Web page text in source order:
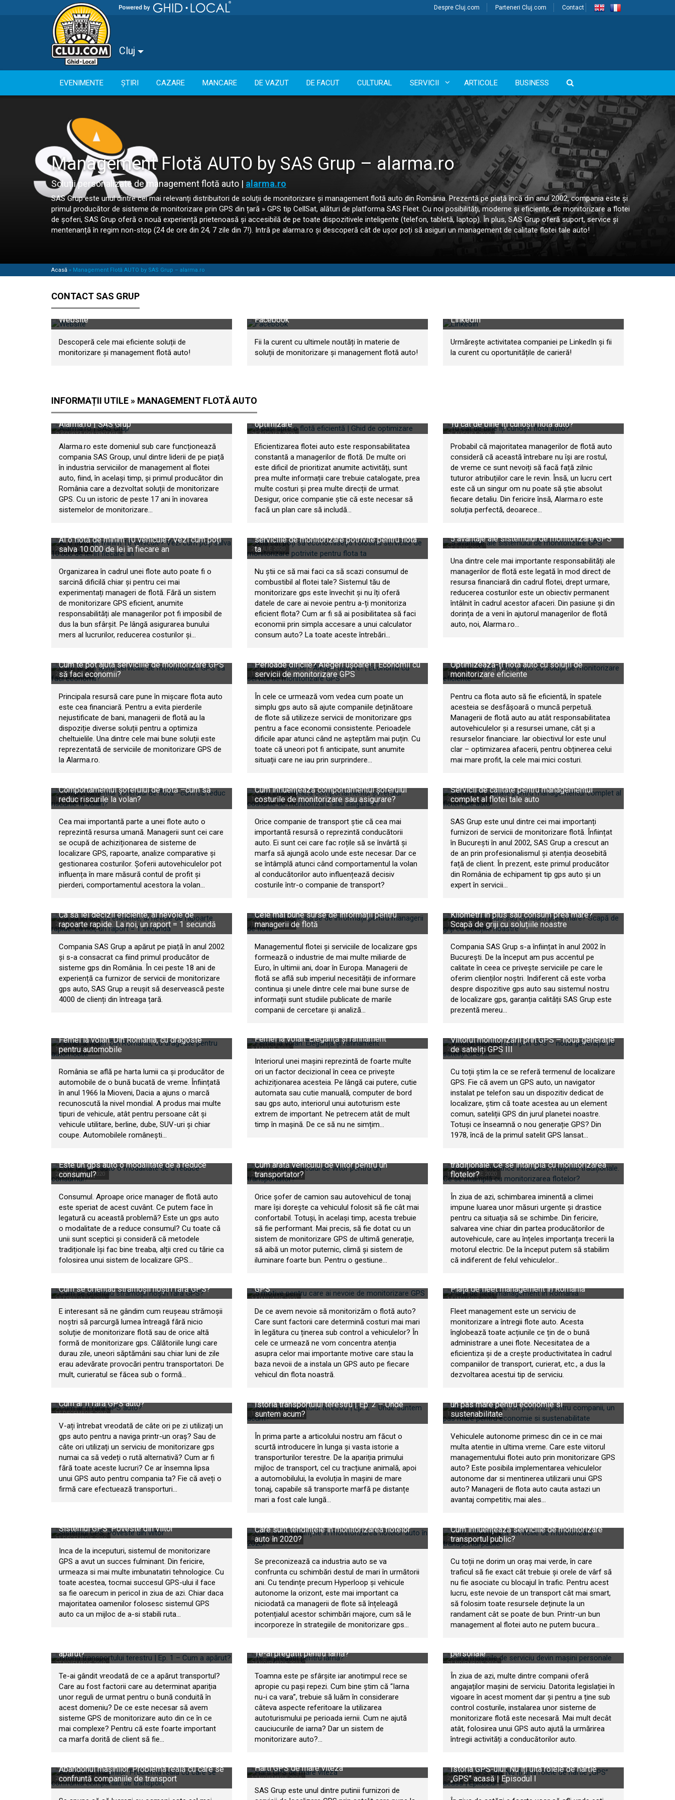
Despre Cluj.com Parteneri Cluj.com Contact
Cluj
EVENIMENTE ȘTIRI CAZARE MANCARE DE VAZUT DE FACUT CULTURAL SERVICII ARTICOLE BUSINESS
Management Flotă AUTO by SAS Grup – alarma.ro
Soluții personalizate de management flotă auto | alarma.ro
SAS Grup este unul dintre cei mai relevanți distribuitori de soluții de monitorizare și management flotă auto din România. Prezentă pe piață încă din anul 2002, compania este și
primul producător de sisteme de monitorizare prin GPS din țară » GPS tip CellSat, alături de platforma SAS Fleet. Cu noi posibilități, moderne și eficiente, de monitorizare a flotei
de șoferi, SAS Grup oferă o nouă experiență prietenoasă și accesibilă de pe toate dispozitivele inteligente (telefon, tabletă, laptop). În plus, SAS Grup oferă suport, service și
mentenanță în regim non-stop (24 de ore din 24, 7 zile din 7!). Intră pe alarma.ro și descoperă cât de ușor poți să asiguri un management de calitate flotei tale auto!
Acasă » Management Flotă AUTO by SAS Grup – alarma.ro
CONTACT SAS GRUP
Website
Descoperă cele mai eficiente soluții de
monitorizare și management flotă auto!
Facebook
Fii la curent cu ultimele noutăți în materie de
soluții de monitorizare și management flotă auto!
LinkedIn
Urmărește activitatea companiei pe LinkedIn și fii
la curent cu oportunitățile de carieră!
INFORMAȚII UTILE » MANAGEMENT FLOTĂ AUTO
O SCURTĂ PREZENTARE
Alarma.ro | SAS Grup
Alarma.ro este domeniul sub care funcționează
compania SAS Group, unul dintre liderii de pe piață
în industria serviciilor de management al flotei
auto, fiind, în același timp, și primul producător din
România care a dezvoltat soluții de monitorizare
GPS. Cu un istoric de peste 17 ani în inovarea
sistemelor de monitorizare...
26 AUGUST 2020
9 pași spre o flotă eficientă | Ghid de
optimizare
Eficientizarea flotei auto este responsabilitatea
constantă a managerilor de flotă. De multe ori
este dificil de prioritizat anumite activități, sunt
prea multe informații care trebuie catalogate, prea
multe costuri și prea multe direcții de urmat.
Desigur, orice companie știe că este necesar să
facă un plan care să includă...
26 AUGUST 2020
Tu cât de bine îți cunoști flota auto?
Probabil că majoritatea managerilor de flotă auto
consideră că această întrebare nu își are rostul,
de vreme ce sunt nevoiți să facă față zilnic
tuturor atribuțiilor care le revin. Însă, un lucru cert
este că un singur om nu poate să știe absolut
fiecare detaliu. Din fericire însă, Alarma.ro este
soluția perfectă, deoarece...
28 IULIE 2020
Ai o flotă de minim 10 vehicule? Vezi cum poți
salva 10.000 de lei în fiecare an
Organizarea în cadrul unei flote auto poate fi o
sarcină dificilă chiar și pentru cei mai
experimentați manageri de flotă. Fără un sistem
de monitorizare GPS eficient, anumite
responsabilități ale managerilor pot fi imposibil de
dus la bun sfârșit. Pe lângă asigurarea bunului
mers al lucrurilor, reducerea costurilor și...
28 IULIE 2020
serviciile de monitorizare potrivite pentru flota
ta
Nu știi ce să mai faci ca să scazi consumul de
combustibil al flotei tale? Sistemul tău de
monitorizare gps este învechit și nu îți oferă
datele de care ai nevoie pentru a-ți monitoriza
eficient flota? Cum ar fi să ai posibilitatea să faci
economii prin simpla accesare a unui calculator
consum auto? La toate aceste întrebări...
25 IUNIE 2020
5 avantaje ale sistemului de monitorizare GPS
Una dintre cele mai importante responsabilități ale
managerilor de flotă este legată în mod direct de
resursa financiară din cadrul flotei, drept urmare,
reducerea costurilor este un obiectiv permanent
întâlnit în cadrul acestor afaceri. Din pasiune și din
dorința de a veni în ajutorul managerilor de flotă
auto, noi, Alarma.ro...
25 IUNIE 2020
Cum te pot ajuta serviciile de monitorizare GPS
să faci economii?
Principala resursă care pune în mișcare flota auto
este cea financiară. Pentru a evita pierderile
nejustificate de bani, managerii de flotă au la
dispoziție diverse soluții pentru a optimiza
cheltuielile. Una dintre cele mai bune soluții este
reprezentată de serviciile de monitorizare GPS de
la Alarma.ro.
18 MAI 2020
Perioade dificile? Alegeri ușoare! | Economii cu
servicii de monitorizare GPS
În cele ce urmează vom vedea cum poate un
simplu gps auto să ajute companiile deținătoare
de flote să utilizeze servicii de monitorizare gps
pentru a face economii consistente. Perioadele
dificile apar atunci când ne așteptăm mai puțin. Cu
toate că uneori pot fi anticipate, sunt anumite
situații care ne iau prin surprindere...
18 MAI 2020
Optimizează-ți flota auto cu soluții de
monitorizare eficiente
Pentru ca flota auto să fie eficientă, în spatele
acesteia se desfășoară o muncă perpetuă.
Managerii de flotă auto au atât responsabilitatea
autovehiculelor și a resursei umane, cât și a
resurselor financiare. Iar obiectivul lor este unul
clar – optimizarea afacerii, pentru obținerea celui
mai mare profit, la cele mai mici costuri.
16 APRILIE 2020
Comportamentul șoferului de flotă –cum să
reduc riscurile la volan?
Cea mai importantă parte a unei flote auto o
reprezintă resursa umană. Managerii sunt cei care
se ocupă de achiziționarea de sisteme de
localizare GPS, rapoarte, analize comparative și
gestionarea costurilor. Șoferii autovehiculelor pot
influența în mare măsură contul de profit și
pierderi, comportamentul acestora la volan...
14 APRILIE 2020
Cum influențează comportamentul șoferului
costurile de monitorizare sau asigurare?
Orice companie de transport știe că cea mai
importantă resursă o reprezintă conducătorii
auto. Ei sunt cei care fac roțile să se învârtă și
marfa să ajungă acolo unde este necesar. Dar ce
se întâmplă atunci când comportamentul la volan
al conducătorilor auto influențează decisiv
costurile într-o companie de transport?
20 MARTIE 2020
Servicii de calitate pentru managementul
complet al flotei tale auto
SAS Grup este unul dintre cei mai importanți
furnizori de servicii de monitorizare flotă. Înființat
în București în anul 2002, SAS Grup a crescut an
de an prin profesionalismul și atenția deosebită
față de client. În prezent, este primul producător
din România de echipament tip gps auto și un
expert în servicii...
20 MARTIE 2020
Ca să iei decizii eficiente, ai nevoie de
rapoarte rapide. La noi, un raport = 1 secundă
Compania SAS Grup a apărut pe piață în anul 2002
și s-a consacrat ca fiind primul producător de
sisteme gps din România. În cei peste 18 ani de
experiență ca furnizor de servicii de monitorizare
gps auto, SAS Grup a reușit să deservească peste
4000 de clienți din întreaga țară.
19 MARTIE 2020
Cele mai bune surse de informații pentru
managerii de flotă
Managementul flotei și serviciile de localizare gps
formează o industrie de mai multe miliarde de
Euro, în ultimii ani, doar în Europa. Managerii de
flotă se află sub imperiul necesității de informare
continua și unele dintre cele mai bune surse de
informații sunt studiile publicate de marile
companii de cercetare și analiză...
18 MARTIE 2020
Kilometri în plus sau consum prea mare?
Scapă de griji cu soluțiile noastre
Compania SAS Grup s-a înființat în anul 2002 în
București. De la început am pus accentul pe
calitate în ceea ce privește serviciile pe care le
oferim clienților noștri. Indiferent că este vorba
despre dispozitive gps auto sau sistemul nostru
de localizare gps, garanția calității SAS Grup este
prezentă mereu...
10 MARTIE 2020
Femei la volan. Din România, cu dragoste
pentru automobile
România se află pe harta lumii ca și producător de
automobile de o bună bucată de vreme. Înființată
în anul 1966 la Mioveni, Dacia a ajuns o marcă
recunoscută la nivel mondial. A produs mai multe
tipuri de vehicule, atât pentru persoane cât și
vehicule utilitare, berline, dube, SUV-uri și chiar
coupe. Automobilele românești...
8 MARTIE 2020
Femei la volan. Eleganță și rafinament
Interiorul unei mașini reprezintă de foarte multe
ori un factor decizional în ceea ce privește
achiziționarea acesteia. Pe lângă cai putere, cutie
automata sau cutie manuală, computer de bord
sau gps auto, interiorul unui autoturism este
extrem de important. Ne petrecem atât de mult
timp în mașină. De ce să nu ne simțim...
28 FEBRUARIE 2020
Viitorul monitorizării prin GPS – noua generație
de sateliți GPS III
Cu toții știm la ce se referă termenul de localizare
GPS. Fie că avem un GPS auto, un navigator
instalat pe telefon sau un dispozitiv dedicat de
localizare, știm că toate acestea au un element
comun, sateliții GPS din jurul planetei noastre.
Totuși ce înseamnă o nou generație GPS? Din
1978, încă de la primul satelit GPS lansat...
21 FEBRUARIE 2020
Este un gps auto o modalitate de a reduce
consumul?
Consumul. Aproape orice manager de flotă auto
este speriat de acest cuvânt. Ce putem face în
legatură cu această problemă? Este un gps auto
o modalitate de a reduce consumul? Cu toate că
unii sunt sceptici și consideră că metodele
tradiționale își fac bine treaba, alții cred cu tărie ca
folosirea unui sistem de localizare GPS...
20 FEBRUARIE 2020
Cum arată vehiculul de viitor pentru un
transportator?
Orice șofer de camion sau autovehicul de tonaj
mare își dorește ca vehiculul folosit să fie cât mai
confortabil. Totuși, în același timp, acesta trebuie
să fie performant. Mai precis, să fie dotat cu un
sistem de monitorizare GPS de ultimă generație,
să aibă un motor puternic, climă și sistem de
iluminare foarte bun. Pentru o gestiune...
19 FEBRUARIE 2020
tradiționale. Ce se întâmplă cu monitorizarea
flotelor?
În ziua de azi, schimbarea iminentă a climei
impune luarea unor măsuri urgente și drastice
pentru ca situația să se schimbe. Din fericire,
salvarea vine chiar din partea producătorilor de
autovehicule, care au înțeles importanța trecerii la
motorul electric. De la început putem să stabilim
că indiferent de felul vehiculelor...
19 FEBRUARIE 2020
Cum se orientau strămoșii noștri fără GPS?
E interesant să ne gândim cum reușeau strămoșii
noștri să parcurgă lumea întreagă fără nicio
soluție de monitorizare flotă sau de orice altă
formă de monitorizare gps. Călătoriile lungi care
durau zile, uneori săptămâni sau chiar luni de zile
erau adevărate provocări pentru transportatori. De
mult, curieratul se făcea sub o formă...
14 IANUARIE 2020
GPS
De ce avem nevoie să monitorizăm o flotă auto?
Care sunt factorii care determină costuri mai mari
în legătura cu ținerea sub control a vehiculelor? În
cele ce urmează ne vom concentra atenția
asupra celor mai importante motive care stau la
baza nevoii de a instala un GPS auto pe fiecare
vehicul din flota noastră.
14 IANUARIE 2020
Piața de fleet management în România
Fleet management este un serviciu de
monitorizare a întregii flote auto. Acesta
înglobează toate acțiunile ce țin de o bună
administrare a unei flote. Necesitatea de a
eficientiza și de a crește productivitatea în cadrul
companiilor de transport, curierat, etc., a dus la
dezvoltarea acestui tip de serviciu.
16 DECEMBRIE 2019
Cum ar fi fără GPS auto?
V-ați întrebat vreodată de câte ori pe zi utilizați un
gps auto pentru a naviga printr-un oraș? Sau de
câte ori utilizați un serviciu de monitorizare gps
numai ca să vedeți o rută alternativă? Cum ar fi
fără toate aceste lucruri? Ce ar însemna lipsa
unui GPS auto pentru compania ta? Fie că aveți o
firmă care efectuează transporturi...
13 DECEMBRIE 2019
Istoria transportului terestru | Ep. 2 – Unde
suntem acum?
În prima parte a articolului nostru am făcut o
scurtă introducere în lunga și vasta istorie a
transporturilor terestre. De la apariția primului
mijloc de transport, cel cu tracțiune animală, apoi
a automobilului, la evoluția în mașini de mare
tonaj, capabile să transporte marfă pe distanțe
mari a fost cale lungă...
11 DECEMBRIE 2019
un pas mare pentru economie si
sustenabilitate
Vehiculele autonome primesc din ce in ce mai
multa atentie in ultima vreme. Care este viitorul
managementului flotei auto prin monitorizare GPS
auto? Este posibila implementarea vehiculelor
autonome dar si mentinerea utilizarii unui GPS
auto? Managerii de flota auto cauta astazi un
avantaj competitiv, mai ales...
11 DECEMBRIE 2019
Sistemul GPS. Poveste din viitor
Inca de la inceputuri, sistemul de monitorizare
GPS a avut un succes fulminant. Din fericire,
urmeaza si mai multe imbunatatiri tehnologice. Cu
toate acestea, tocmai succesul GPS-ului il face
sa fie oarecum in pericol in ziua de azi. Chiar daca
majoritatea oamenilor folosesc sistemul GPS
auto ca un mijloc de a-si stabili ruta...
6 DECEMBRIE 2019
Care sunt tendințele în monitorizarea flotelor
auto în 2020?
Se preconizează ca industria auto se va
confrunta cu schimbări destul de mari în următorii
ani. Cu tendințe precum Hyperloop și vehicule
autonome la orizont, este mai important ca
niciodată ca managerii de flote să înțeleagă
potențialul acestor schimbări majore, cum să le
incorporeze în strategiile de monitorizare gps...
28 NOIEMBRIE 2019
Cum influențează serviciile de monitorizare
transportul public?
Cu toții ne dorim un oraș mai verde, în care
traficul să fie exact cât trebuie și orele de vârf să
nu fie asociate cu blocajul în trafic. Pentru acest
lucru, este nevoie de un transport cât mai smart,
să folosim toate resursele deținute la un
randament cât se poate de bun. Printr-un bun
management al flotei auto ne putem bucura...
27 NOIEMBRIE 2019
apărut?
Te-ai gândit vreodată de ce a apărut transportul?
Care au fost factorii care au determinat apariția
unor reguli de urmat pentru o bună conduită în
acest domeniu? De ce este necesar să avem
sisteme GPS de monitorizare auto din ce în ce
mai complexe? Pentru că este foarte important
ca marfa dorită de client să fie...
24 NOIEMBRIE 2019
Te-ai pregătit pentru iarnă?
Toamna este pe sfârșite iar anotimpul rece se
apropie cu pași repezi. Cum bine știm că “Iarna
nu-i ca vara”, trebuie să luăm în considerare
câteva aspecte referitoare la utilizarea
autoturismului pe perioada iernii. Cum ne ajută
cauciucurile de iarna? Dar un sistem de
monitorizare auto?...
21 NOIEMBRIE 2019
personale
În ziua de azi, multe dintre companii oferă
angajaților mașini de serviciu. Datorita legislației în
vigoare în acest moment dar și pentru a ține sub
control costurile, instalarea unor sisteme de
monitorizare flotă este necesară. Mai mult decât
atât, folosirea unui GPS auto ajută la urmărirea
întregii activități a conducătorilor auto.
20 NOIEMBRIE 2019
Abandonul mașinilor. Problema reală cu care se
confruntă companiile de transport
12 NOIEMBRIE 2019
Harti GPS de mare viteza
SAS Grup este unul dintre putinii furnizori de
25 OCTOMBRIE 2019
Istoria GPS-ului: Nu îți uita rolele de hârtie
„GPS” acasă | Episodul I